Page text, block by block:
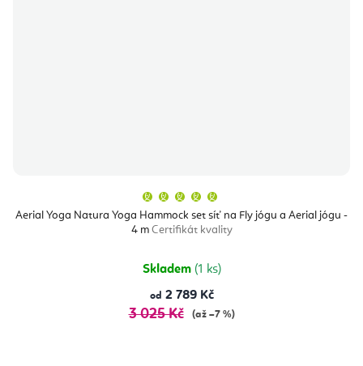
Aerial Yoga Natura Yoga Hammock set síť na Fly jógu a Aerial jógu -
4 m Certifikát kvality
produktu
je
5,0
Skladem (1 ks)
od 2 789 Kč
3 025 Kč (až –7 %)